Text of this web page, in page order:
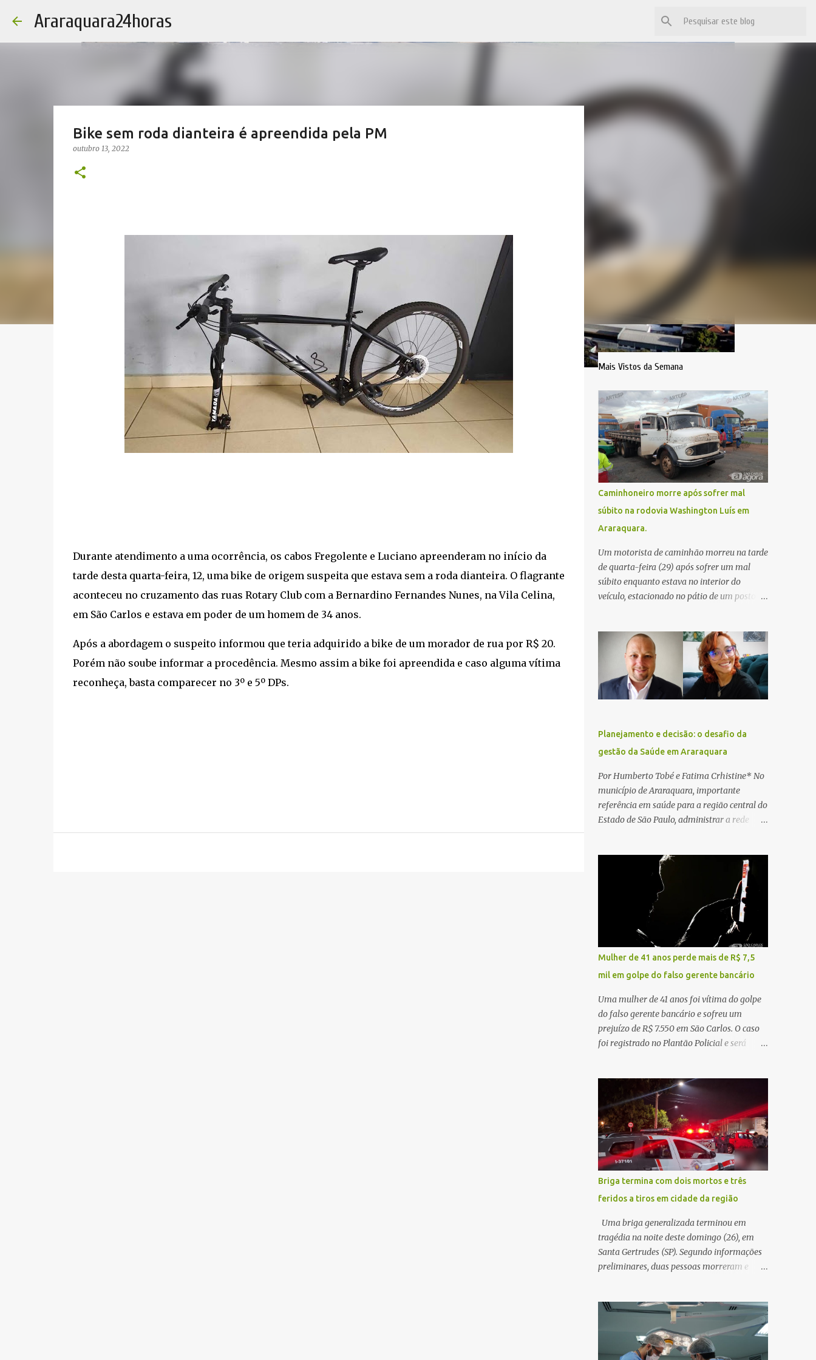
Araraquara24horas
Bike sem roda dianteira é apreendida pela PM
outubro 13, 2022
Durante atendimento a uma ocorrência, os cabos Fregolente e Luciano apreenderam no início da
tarde desta quarta-feira, 12, uma bike de origem suspeita que estava sem a roda dianteira. O flagrante
aconteceu no cruzamento das ruas Rotary Club com a Bernardino Fernandes Nunes, na Vila Celina,
em São Carlos e estava em poder de um homem de 34 anos.
Após a abordagem o suspeito informou que teria adquirido a bike de um morador de rua por R$ 20.
Porém não soube informar a procedência. Mesmo assim a bike foi apreendida e caso alguma vítima
reconheça, basta comparecer no 3º e 5º DPs.
Mais Vistos da Semana
Caminhoneiro morre após sofrer mal
súbito na rodovia Washington Luís em
Araraquara.
Um motorista de caminhão morreu na tarde
de quarta-feira (29) após sofrer um mal
súbito enquanto estava no interior do
veículo, estacionado no pátio de um posto de
Araraquara. De acordo com informações da
Artesp, a concessionária foi acionada por
meio do telefone 0800 após relatos de que
havia um condutor inconsciente dentro de
um caminhão. Equipes de resgate foram
encontraram a vítima em parada
cardiorrespiratória. Os socorristas iniciaram
imediatamente as manobras de reanimação
cardiopulmonar (RCP), porém, apesar de
todos os esforços, o motorista não
respondeu aos procedimentos. Às 17h03,
médicos da Unidade de Suporte Avançado
Planejamento e decisão: o desafio da
gestão da Saúde em Araraquara
Por Humberto Tobé e Fatima Crhistine* No
município de Araraquara, importante
referência em saúde para a região central do
Estado de São Paulo, administrar a rede
A cidade concentra hospitais, unidades
especializadas e serviços de média e alta
complexidade que atendem pacientes não
apenas do município, mas também de
diversas cidades do entorno, ampliando
significativamente a responsabilidade da
gestão sobre o Sistema Único de Saúde
(SUS). Nos últimos anos, o Governo Federal
tem ampliado investimentos destinados ao
fortalecimento da atenção básica, da
infraestrutura hospitalar e da
regionalização dos serviços de saúde.
Entretanto, em um cenário de demandas
pública não é apenas investir mais, mas
decidir melhor onde investir para produzir o
maior benefício possível à população. Essa
reflexão encontra respaldo tanto na teoria
da admini...
Mulher de 41 anos perde mais de R$ 7,5
mil em golpe do falso gerente bancário
Uma mulher de 41 anos foi vítima do golpe
do falso gerente bancário e sofreu um
prejuízo de R$ 7.550 em São Carlos. O caso
foi registrado no Plantão Policial e será
ocorrência, a vítima recebeu contato pelo
WhatsApp de um homem que afirmava ser
o novo gerente da conta bancária da
empresa. O suspeito alegou que seria
necessário atualizar o cadastro da conta e
passou a orientar a vítima sobre os
procedimentos que deveriam ser realizados.
Dias depois, o golpista enviou um
documento em PDF simulando uma
comunicação oficial da instituição
financeira. Na sequência, entrou em contato
por telefone e encaminhou um link,
orientando a vítima a acessá-lo pelo
procedimento, a conta bancária ficou
bloqueada por algumas horas. Sem
conseguir acessar o sistema, a vítima tentou
novamente contato com o suposto gerente,
Briga termina com dois mortos e três
feridos a tiros em cidade da região
Uma briga generalizada terminou em
tragédia na noite deste domingo (26), em
Santa Gertrudes (SP). Segundo informações
preliminares, duas pessoas morreram e
adega. O caso aconteceu por volta das
20h40, na região da Avenida João Vitte. De
acordo com as primeiras informações, a
confusão teria começado dentro do